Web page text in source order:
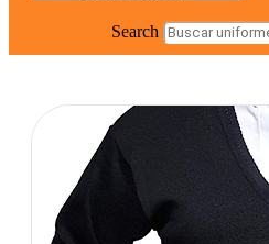
Search